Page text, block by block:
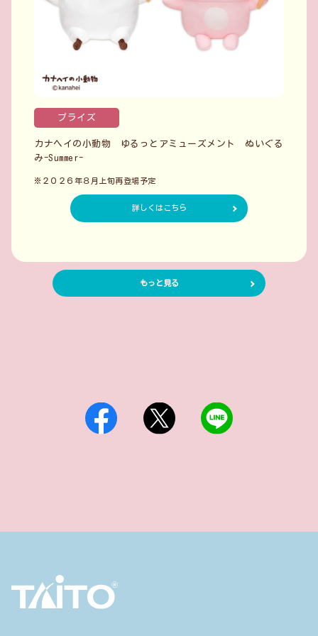
プライズ
カナヘイの小動物 ゆるっとアミューズメント ぬいぐる
み-Summer-
※２０２６年８月上旬再登場予定
詳しくはこちら
もっと見る